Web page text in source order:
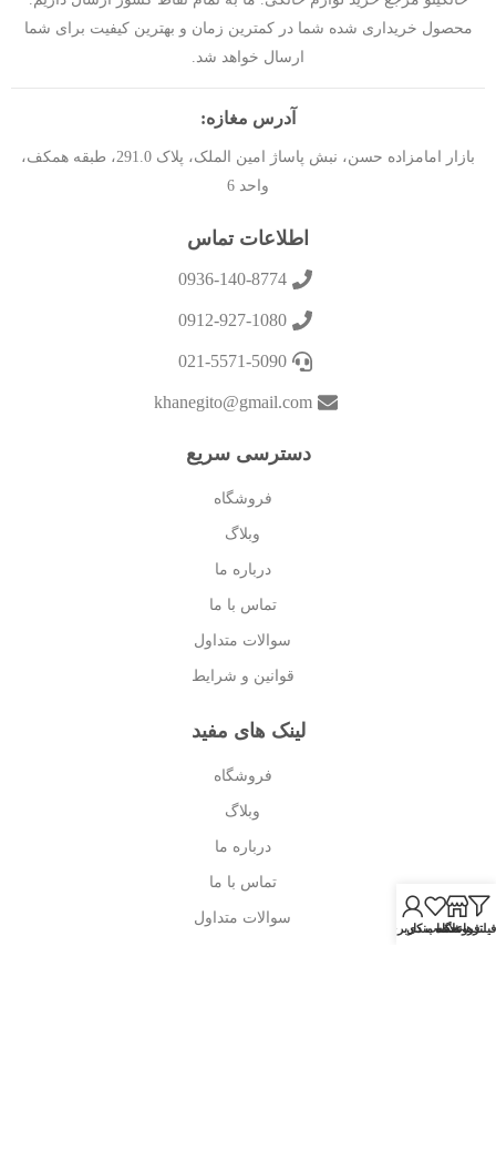
محصول خریداری شده شما در کمترین زمان و بهترین کیفیت برای شما
ارسال خواهد شد.
آدرس مغازه:
بازار امامزاده حسن، نبش پاساژ امین الملک، پلاک 291.0، طبقه همکف،
واحد 6
اطلاعات تماس
0936-140-8774
0912-927-1080
021-5571-5090
khanegito@gmail.com
دسترسی سریع
فروشگاه
وبلاگ
درباره ما
تماس با ما
سوالات متداول
قوانین و شرایط
لینک های مفید
فروشگاه
وبلاگ
درباره ما
تماس با ما
سوالات متداول
فیلترهافروشگاه
علاقه مندی
حساب کاربری من